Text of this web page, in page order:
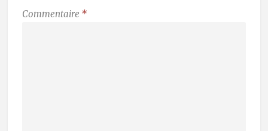
Commentaire *